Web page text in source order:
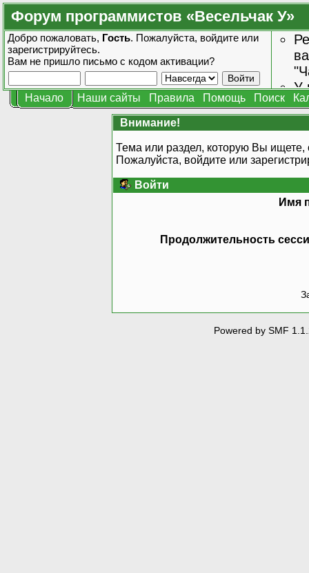
Форум программистов «Весельчак У»
Добро пожаловать, Гость. Пожалуйста, войдите или
зарегистрируйтесь.
Вам не пришло письмо с кодом активации?
У
Начало Наши сайты Правила Помощь Поиск
Внимание!
Тема или раздел, которую Вы ищете,
Пожалуйста, войдите или
Войти
Имя
Продолжительность
Powered by SMF